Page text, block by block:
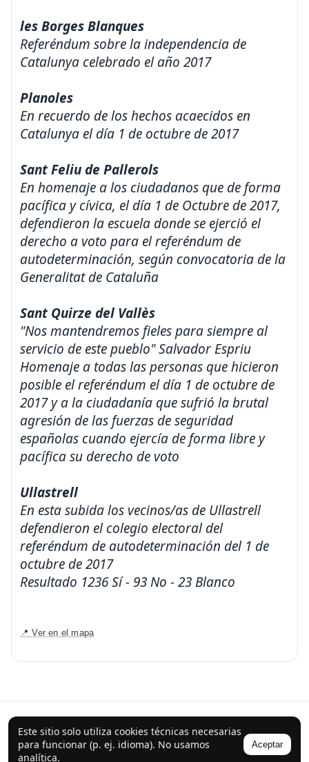
Este sitio solo utiliza cookies técnicas necesarias
para funcionar (p. ej. idioma). No usamos
analítica.
Aceptar
les Borges Blanques
Referéndum sobre la independencia de
Catalunya celebrado el año 2017
Planoles
En recuerdo de los hechos acaecidos en
Catalunya el día 1 de octubre de 2017
Sant Feliu de Pallerols
En homenaje a los ciudadanos que de forma
pacífica y cívica, el día 1 de Octubre de 2017,
defendieron la escuela donde se ejerció el
derecho a voto para el referéndum de
autodeterminación, según convocatoria de la
Generalitat de Cataluña
Sant Quirze del Vallès
"Nos mantendremos fieles para siempre al
servicio de este pueblo" Salvador Espriu
Homenaje a todas las personas que hicieron
posible el referéndum el día 1 de octubre de
2017 y a la ciudadanía que sufrió la brutal
agresión de las fuerzas de seguridad
españolas cuando ejercía de forma libre y
pacífica su derecho de voto
Ullastrell
En esta subida los vecinos/as de Ullastrell
defendieron el colegio electoral del
referéndum de autodeterminación del 1 de
octubre de 2017
Resultado 1236 Sí - 93 No - 23 Blanco
📍 Ver en el mapa
© 2026 Cronovies
Historia en las calles · Desarrollado con la ayuda de IA (ChatGPT).